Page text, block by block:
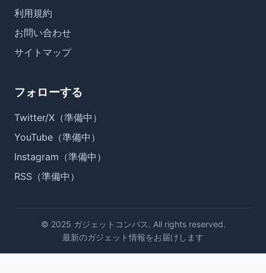
利用規約
お問い合わせ
サイトマップ
フォローする
Twitter/X（準備中）
YouTube（準備中）
Instagram（準備中）
RSS（準備中）
© 2025 ガジェットコンパス. All rights reserved.
最新のガジェット情報をお届けします